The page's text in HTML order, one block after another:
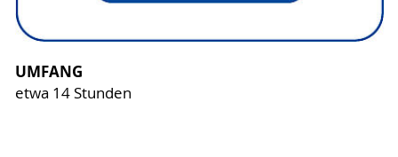
UMFANG
etwa 14 Stunden